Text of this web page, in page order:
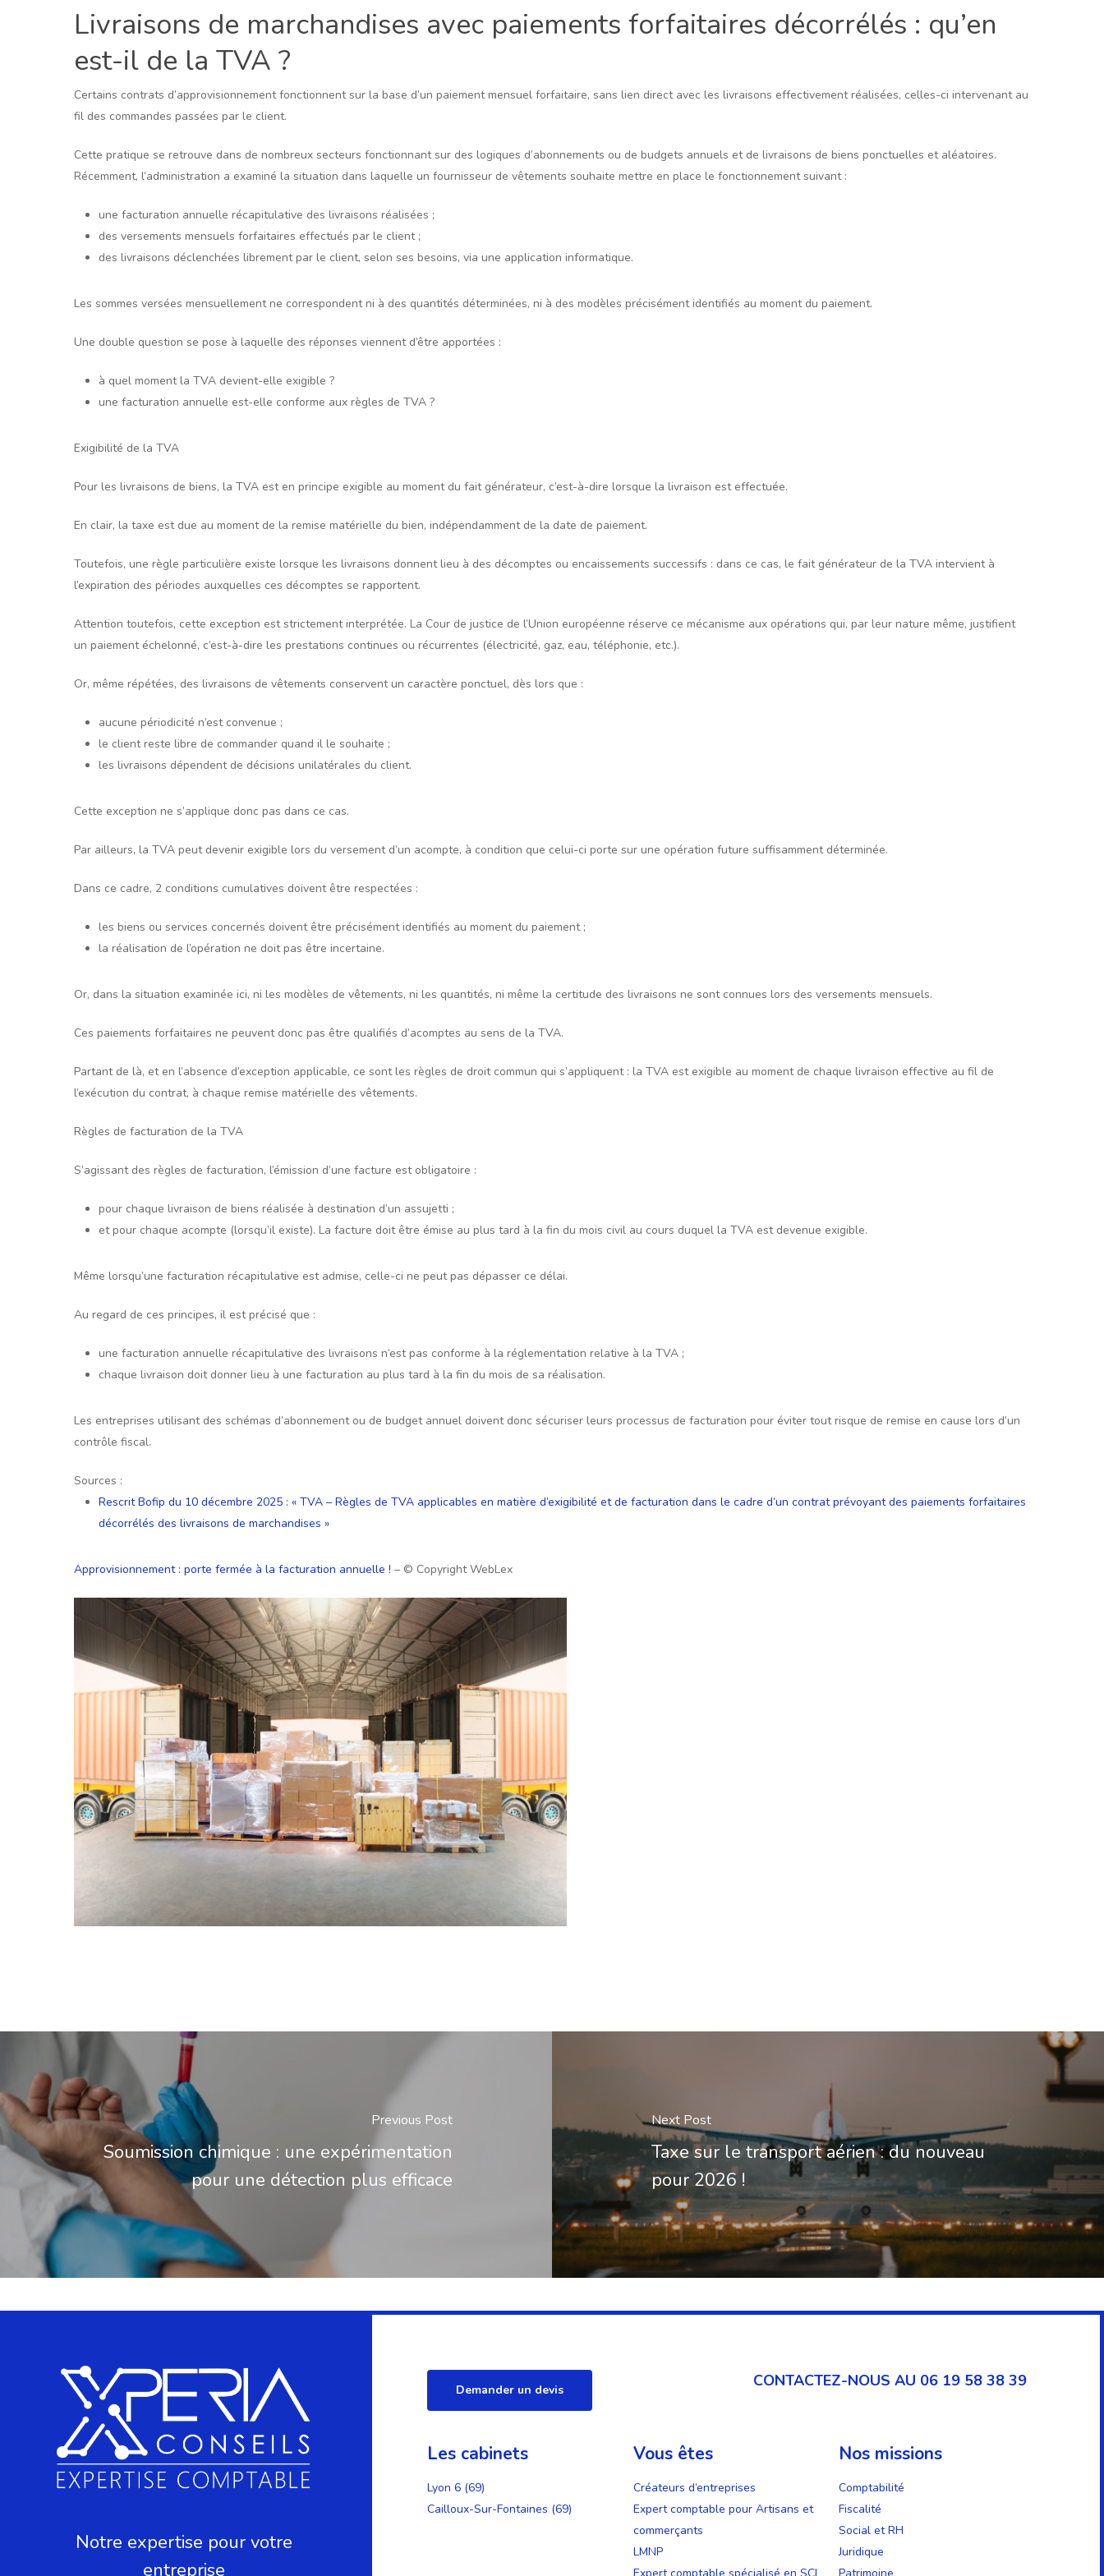
Livraisons de marchandises avec paiements forfaitaires décorrélés : qu’en
est-il de la TVA ?
Certains contrats d’approvisionnement fonctionnent sur la base d’un paiement mensuel forfaitaire, sans lien direct avec les livraisons effectivement réalisées, celles-ci intervenant au
fil des commandes passées par le client.
Cette pratique se retrouve dans de nombreux secteurs fonctionnant sur des logiques d’abonnements ou de budgets annuels et de livraisons de biens ponctuelles et aléatoires.
Récemment, l’administration a examiné la situation dans laquelle un fournisseur de vêtements souhaite mettre en place le fonctionnement suivant :
une facturation annuelle récapitulative des livraisons réalisées ;
des versements mensuels forfaitaires effectués par le client ;
des livraisons déclenchées librement par le client, selon ses besoins, via une application informatique.
Les sommes versées mensuellement ne correspondent ni à des quantités déterminées, ni à des modèles précisément identifiés au moment du paiement.
Une double question se pose à laquelle des réponses viennent d’être apportées :
à quel moment la TVA devient-elle exigible ?
une facturation annuelle est-elle conforme aux règles de TVA ?
Exigibilité de la TVA
Pour les livraisons de biens, la TVA est en principe exigible au moment du fait générateur, c’est-à-dire lorsque la livraison est effectuée.
En clair, la taxe est due au moment de la remise matérielle du bien, indépendamment de la date de paiement.
Toutefois, une règle particulière existe lorsque les livraisons donnent lieu à des décomptes ou encaissements successifs : dans ce cas, le fait générateur de la TVA intervient à
l’expiration des périodes auxquelles ces décomptes se rapportent.
Attention toutefois, cette exception est strictement interprétée. La Cour de justice de l’Union européenne réserve ce mécanisme aux opérations qui, par leur nature même, justifient
un paiement échelonné, c’est-à-dire les prestations continues ou récurrentes (électricité, gaz, eau, téléphonie, etc.).
Or, même répétées, des livraisons de vêtements conservent un caractère ponctuel, dès lors que :
aucune périodicité n’est convenue ;
le client reste libre de commander quand il le souhaite ;
les livraisons dépendent de décisions unilatérales du client.
Cette exception ne s’applique donc pas dans ce cas.
Par ailleurs, la TVA peut devenir exigible lors du versement d’un acompte, à condition que celui-ci porte sur une opération future suffisamment déterminée.
Dans ce cadre, 2 conditions cumulatives doivent être respectées :
les biens ou services concernés doivent être précisément identifiés au moment du paiement ;
la réalisation de l’opération ne doit pas être incertaine.
Or, dans la situation examinée ici, ni les modèles de vêtements, ni les quantités, ni même la certitude des livraisons ne sont connues lors des versements mensuels.
Ces paiements forfaitaires ne peuvent donc pas être qualifiés d’acomptes au sens de la TVA.
Partant de là, et en l’absence d’exception applicable, ce sont les règles de droit commun qui s’appliquent : la TVA est exigible au moment de chaque livraison effective au fil de
l’exécution du contrat, à chaque remise matérielle des vêtements.
Règles de facturation de la TVA
S’agissant des règles de facturation, l’émission d’une facture est obligatoire :
pour chaque livraison de biens réalisée à destination d’un assujetti ;
et pour chaque acompte (lorsqu’il existe). La facture doit être émise au plus tard à la fin du mois civil au cours duquel la TVA est devenue exigible.
Même lorsqu’une facturation récapitulative est admise, celle-ci ne peut pas dépasser ce délai.
Au regard de ces principes, il est précisé que :
une facturation annuelle récapitulative des livraisons n’est pas conforme à la réglementation relative à la TVA ;
chaque livraison doit donner lieu à une facturation au plus tard à la fin du mois de sa réalisation.
Les entreprises utilisant des schémas d’abonnement ou de budget annuel doivent donc sécuriser leurs processus de facturation pour éviter tout risque de remise en cause lors d’un
contrôle fiscal.
Sources :
Rescrit Bofip du 10 décembre 2025 : « TVA – Règles de TVA applicables en matière d’exigibilité et de facturation dans le cadre d’un contrat prévoyant des paiements forfaitaires
décorrélés des livraisons de marchandises »
Approvisionnement : porte fermée à la facturation annuelle ! – © Copyright WebLex
Previous Post
Soumission chimique : une expérimentation
pour une détection plus efficace
Next Post
Taxe sur le transport aérien : du nouveau
pour 2026 !
Notre expertise pour votre
entreprise
Demander un devis CONTACTEZ-NOUS AU 06 19 58 38 39
Les cabinets
Lyon 6 (69)
Cailloux-Sur-Fontaines (69)
Vous êtes
Créateurs d’entreprises
Expert comptable pour Artisans et
commerçants
LMNP
Nos missions
Comptabilité
Fiscalité
Social et RH
Juridique